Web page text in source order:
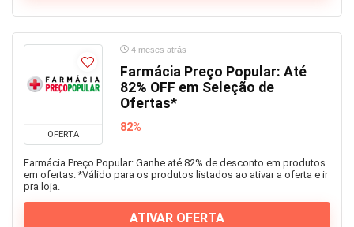
OFERTA
4 meses atrás
Farmácia Preço Popular: Até
82% OFF em Seleção de
Ofertas*
82%
Farmácia Preço Popular: Ganhe até 82% de desconto em produtos
em ofertas. *Válido para os produtos listados ao ativar a oferta e ir
pra loja.
ATIVAR OFERTA